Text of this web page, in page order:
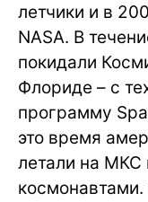
летчики и в
NASA. В
покидали
Флориде – с
программу
это время
летали на МКС